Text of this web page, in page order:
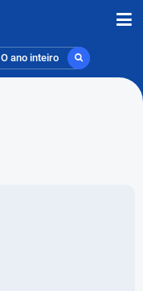
O ano inteiro